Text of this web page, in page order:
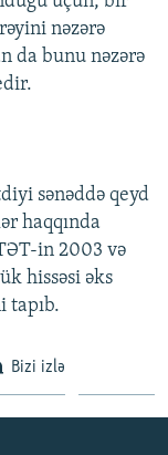
nəzərə
da bunu nəzərə
sənəddə qeyd
haqqında
in 2003 və
hissəsi əks
tapıb.
Bizi izlə